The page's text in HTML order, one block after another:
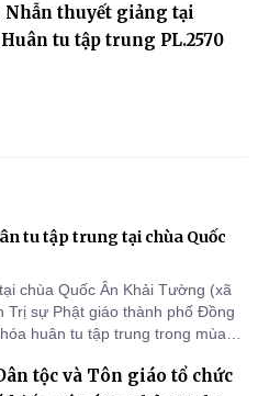
thuyết giảng tại
tu tập trung PL.2570
tu tập trung tại chùa Quốc
chùa Quốc Ân Khải Tường (xã
Trị sự Phật giáo thành phố Đồng
huân tu tập trung trong mùa
chùa Quốc Ân Khải Tường.
tộc và Tôn giáo tổ chức